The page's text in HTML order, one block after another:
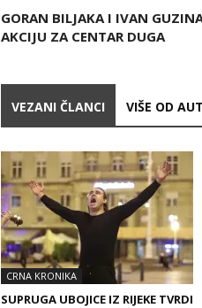
GORAN BILJAKA I IVAN
AKCIJU ZA CENTAR DUGA
VEZANI ČLANCI VIŠE OD
CRNA KRONIKA
SUPRUGA UBOJICE IZ RIJEKE TVRDI